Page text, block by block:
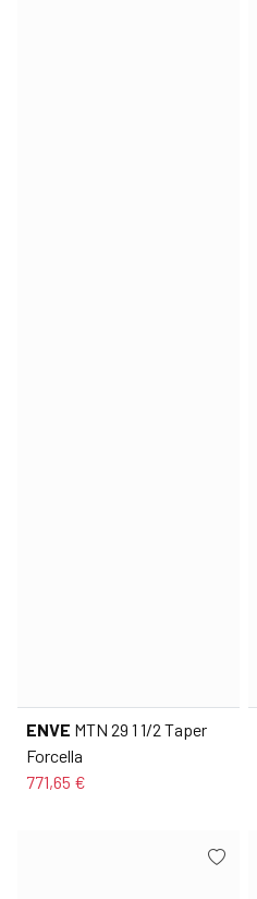
ENVE MTN 29 1 1/2 Taper
Forcella
771,65 €